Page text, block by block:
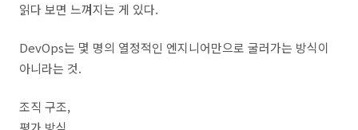
읽다 보면 느껴지는 게 있다.
DevOps는 몇 명의 열정적인 엔지니어만으로 굴러가는 방식이
아니라는 것.
조직 구조,